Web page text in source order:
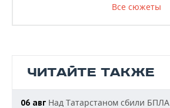
Все сюжеты
ЧИТАЙТЕ ТАКЖЕ
06 авг Над Татарстаном сбили БПЛА